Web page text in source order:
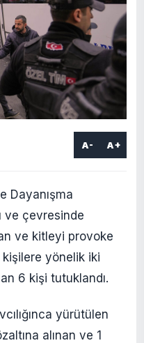
A- A+
Dayanışma
ve çevresinde
ve kitleyi provoke
yönelik iki
6 kişi tutuklandı.
yürütülen
alınan ve 1